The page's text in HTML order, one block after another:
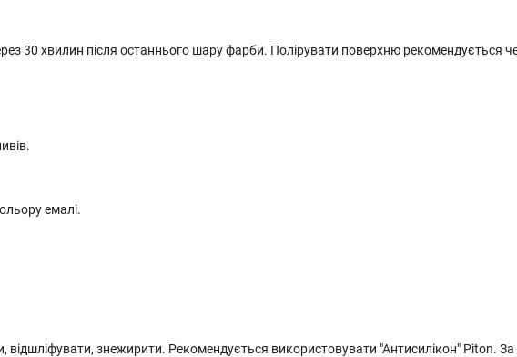
30 хвилин після останнього шару фарби. Полірувати поверхню рекомендується
емалі.
відшліфувати, знежирити. Рекомендується використовувати "Антисилікон" Piton. За